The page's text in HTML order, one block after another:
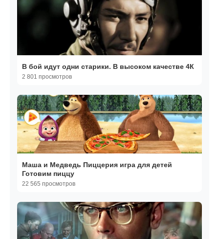
В бой идут одни старики. В высоком качестве 4К
2 801 просмотров
Маша и Медведь Пиццерия игра для детей
Готовим пиццу
22 565 просмотров